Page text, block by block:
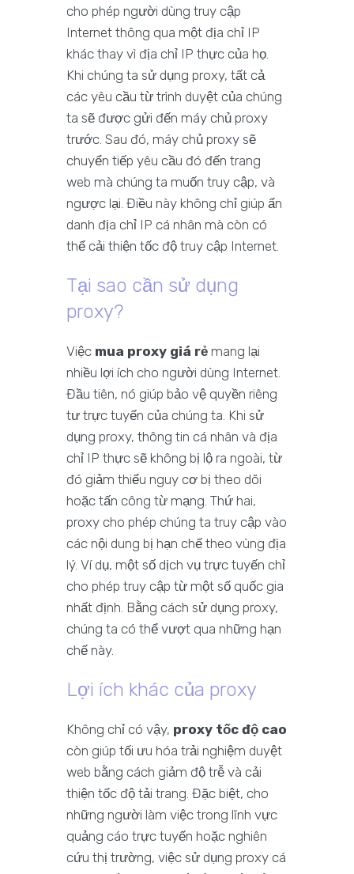
cho phép người dùng truy cập
Internet thông qua một địa chỉ IP
khác thay vì địa chỉ IP thực của họ.
Khi chúng ta sử dụng proxy, tất cả
các yêu cầu từ trình duyệt của chúng
ta sẽ được gửi đến máy chủ proxy
trước. Sau đó, máy chủ proxy sẽ
chuyển tiếp yêu cầu đó đến trang
web mà chúng ta muốn truy cập, và
ngược lại. Điều này không chỉ giúp ẩn
danh địa chỉ IP cá nhân mà còn có
thể cải thiện tốc độ truy cập Internet.
Tại sao cần sử dụng
proxy?
Việc mua proxy giá rẻ mang lại
nhiều lợi ích cho người dùng Internet.
Đầu tiên, nó giúp bảo vệ quyền riêng
tư trực tuyến của chúng ta. Khi sử
dụng proxy, thông tin cá nhân và địa
chỉ IP thực sẽ không bị lộ ra ngoài, từ
đó giảm thiểu nguy cơ bị theo dõi
hoặc tấn công từ mạng. Thứ hai,
proxy cho phép chúng ta truy cập vào
các nội dung bị hạn chế theo vùng địa
lý. Ví dụ, một số dịch vụ trực tuyến chỉ
cho phép truy cập từ một số quốc gia
nhất định. Bằng cách sử dụng proxy,
chúng ta có thể vượt qua những hạn
chế này.
Lợi ích khác của proxy
Không chỉ có vậy, proxy tốc độ cao
còn giúp tối ưu hóa trải nghiệm duyệt
web bằng cách giảm độ trễ và cải
thiện tốc độ tải trang. Đặc biệt, cho
những người làm việc trong lĩnh vực
quảng cáo trực tuyến hoặc nghiên
cứu thị trường, việc sử dụng proxy cá